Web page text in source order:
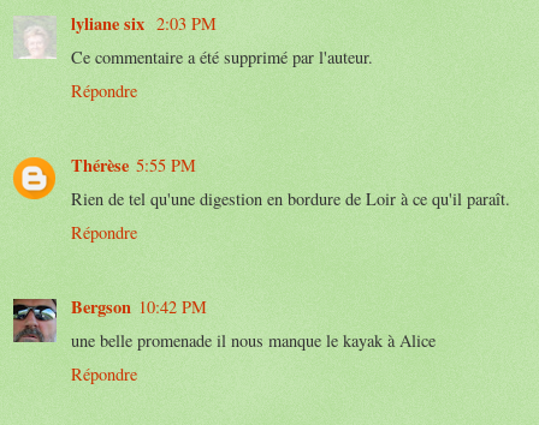
lyliane six 2:03 PM
Ce commentaire a été supprimé par l'auteur.
Répondre
Thérèse 5:55 PM
Rien de tel qu'une digestion en bordure de Loir à ce qu'il paraît.
Répondre
Bergson 10:42 PM
une belle promenade il nous manque le kayak à Alice
Répondre